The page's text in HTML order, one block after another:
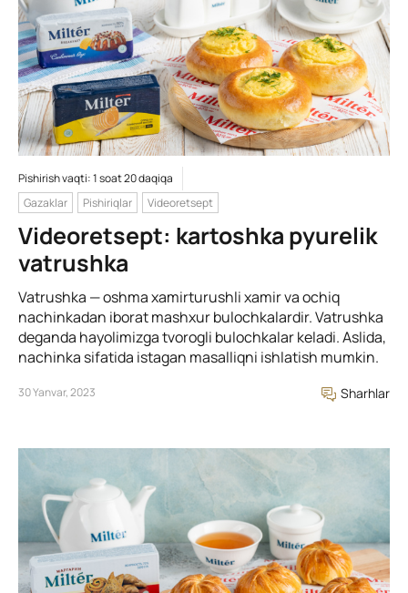
Pishirish vaqti: 1 soat 20 daqiqa
Gazaklar
Pishiriqlar Videoretsept
Videoretsept: kartoshka pyurelik
vatrushka
Vatrushka — oshma xamirturushli xamir va ochiq
nachinkadan iborat mashxur bulochkalardir. Vatrushka
deganda hayolimizga tvorogli bulochkalar keladi. Aslida,
nachinka sifatida istagan masalliqni ishlatish mumkin.
30 Yanvar, 2023 Sharhlar